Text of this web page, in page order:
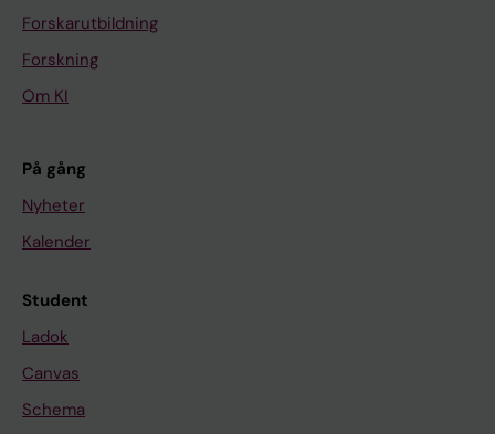
Forskarutbildning
Forskning
Om KI
På gång
Nyheter
Kalender
Student
Ladok
Canvas
Schema